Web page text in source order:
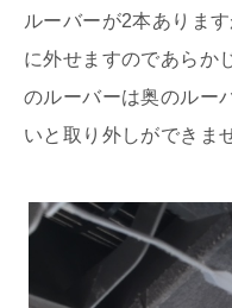
ルーバーが2本ありま
に外せますのであらか
のルーバーは奥のルー
いと取り外しができま